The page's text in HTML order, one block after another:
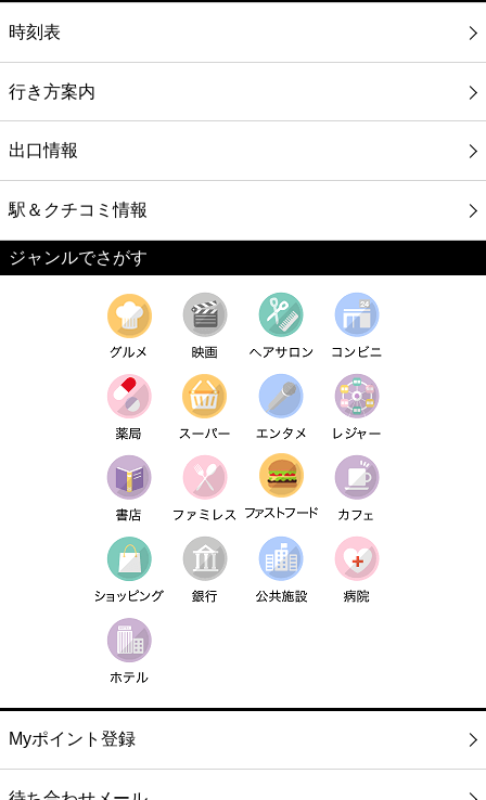
時刻表
行き方案内
出口情報
駅＆クチコミ情報
ジャンルでさがす
Myポイント登録